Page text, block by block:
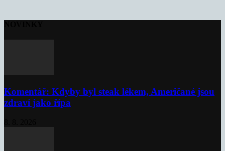
Komentář: Kdyby byl steak lékem, Američané jsou
zdraví jako řípa